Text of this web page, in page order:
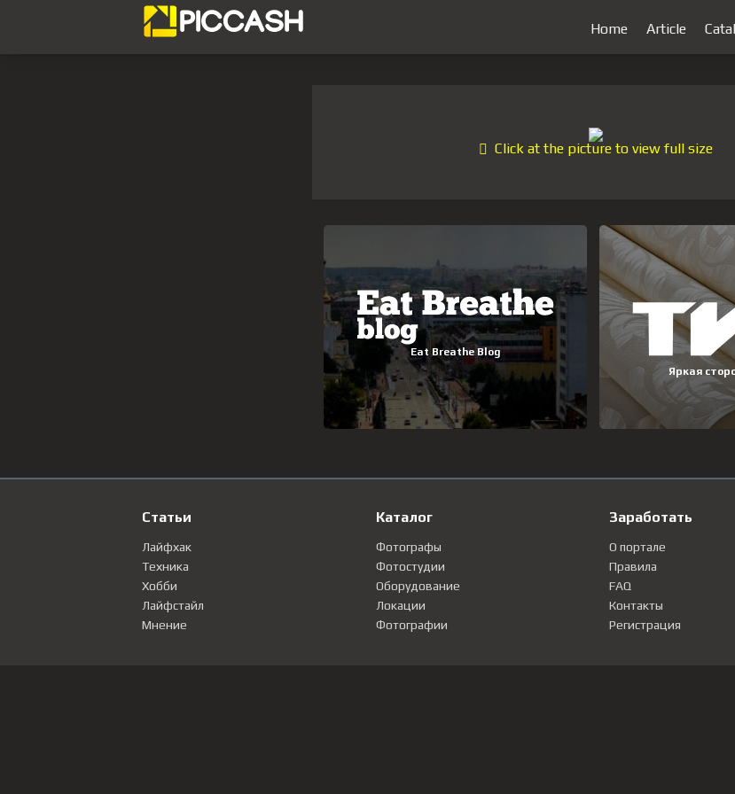
Home Article
Click at the picture to view full size
Статьи
Лайфхак
Техника
Хобби
Лайфстайл
Мнение
Каталог
Фотографы
Фотостудии
Оборудование
Локации
Фотографии
Заработать
О портале
Правила
FAQ
Контакты
Регистрация